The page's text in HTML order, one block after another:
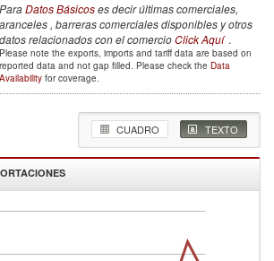
ParaDatos Básicoses decir últimas comerciales,
aranceles , barreras comerciales disponibles y otros
datos relacionados con el comercioClick Aquí .
Please note the exports, imports and tariff data are based on
reported data and not gap filled. Please check the Data
Availability for coverage.
CUADRO TEXTO